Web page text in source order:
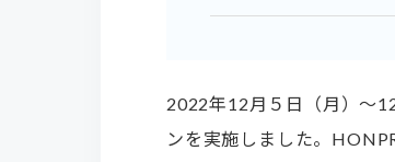
2022年12月５日（月）〜
ンを実施しました。